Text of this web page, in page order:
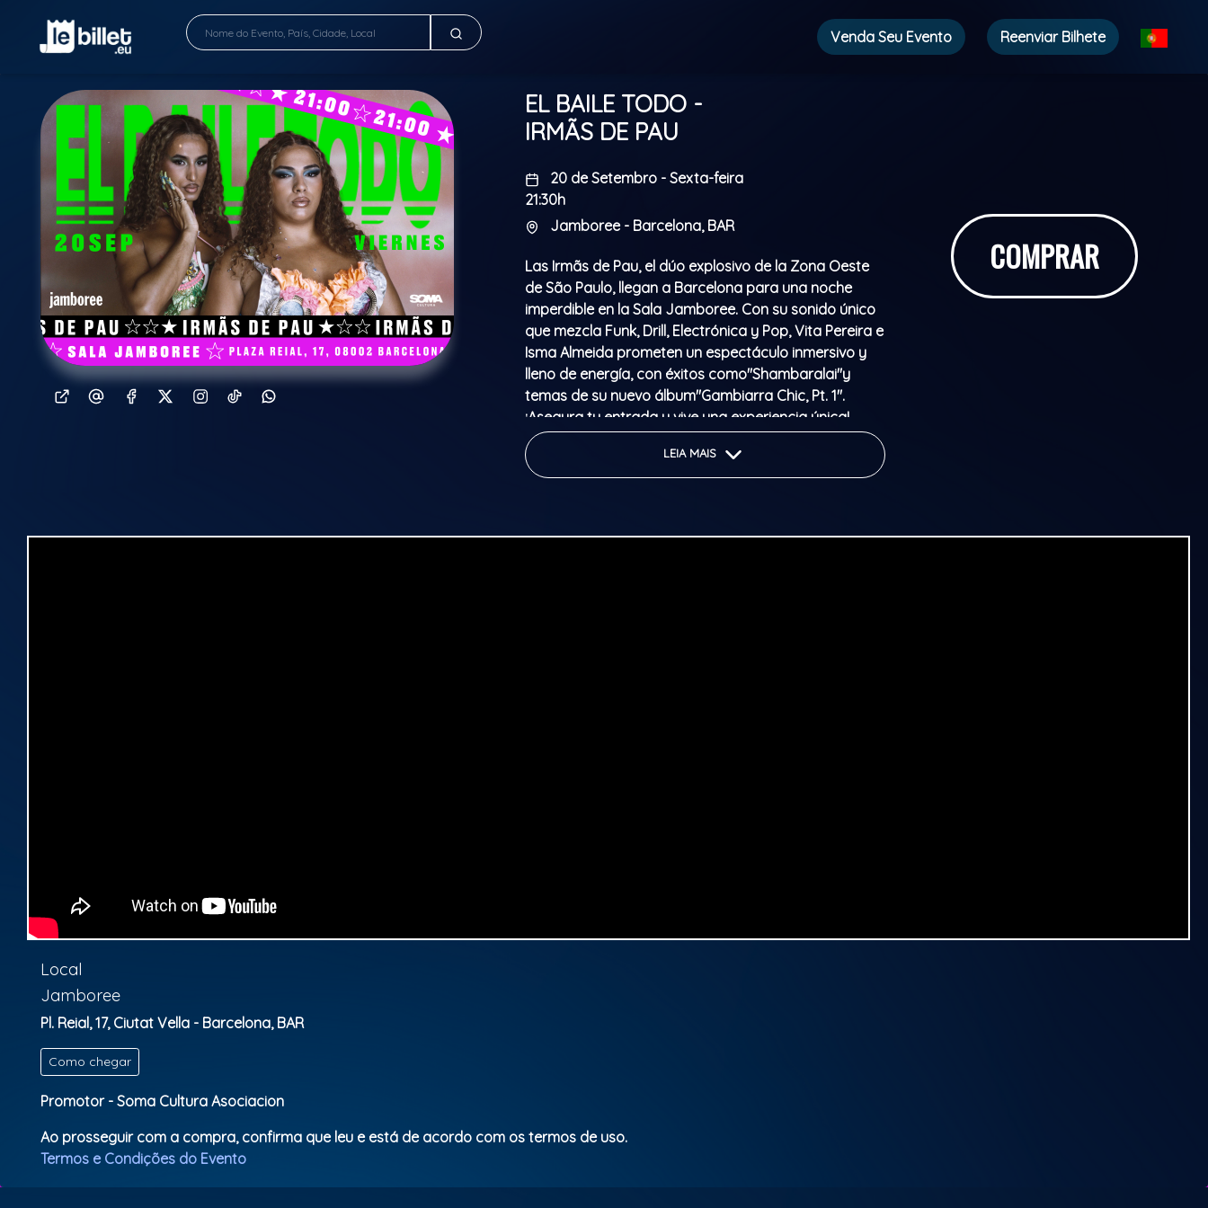
Venda Seu Evento Reenviar Bilhete
EL BAILE TODO -
IRMÃS DE PAU
20 de Setembro - Sexta-feira
21:30h
Jamboree - Barcelona, BAR
Las Irmãs de Pau, el dúo explosivo de la Zona Oeste
de São Paulo, llegan a Barcelona para una noche
imperdible en la Sala Jamboree. Con su sonido único
que mezcla Funk, Drill, Electrónica y Pop, Vita Pereira e
Isma Almeida prometen un espectáculo inmersivo y
lleno de energía, con éxitos como"Shambaralai"y
temas de su nuevo álbum"Gambiarra Chic, Pt. 1".
¡Asegura tu entrada y vive una experiencia única!
Classificação etária: 18LEIA MAIS
COMPRAR
Local
Jamboree
Pl. Reial, 17, Ciutat Vella - Barcelona, BAR
Como chegar
Promotor - Soma Cultura Asociacion
Ao prosseguir com a compra, confirma que leu e está de acordo com os termos de uso.
Termos e Condições do Evento